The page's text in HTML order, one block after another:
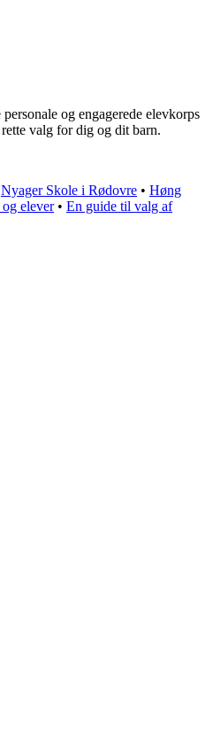
og engagerede elevkorps
valg for dig og dit barn.
Nyager Skole i Rødovre • Høng
elever• En guide til valg af